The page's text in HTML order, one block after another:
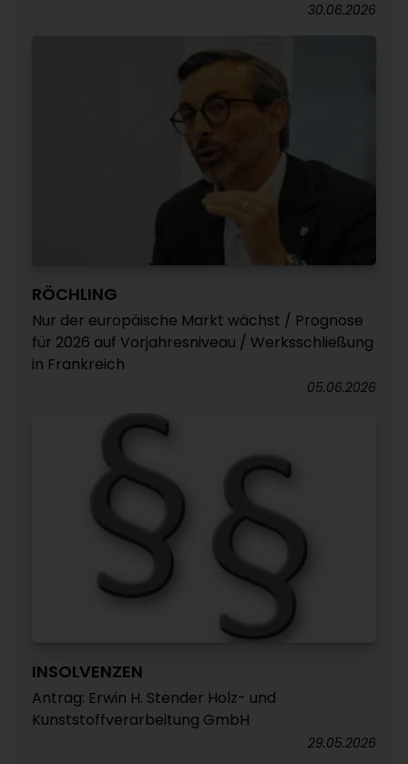
30.06.2026
RÖCHLING
Nur der europäische Markt wächst / Prognose
für 2026 auf Vorjahresniveau / Werksschließung
in Frankreich
05.06.2026
INSOLVENZEN
Antrag: Erwin H. Stender Holz- und
Kunststoffverarbeitung GmbH
29.05.2026